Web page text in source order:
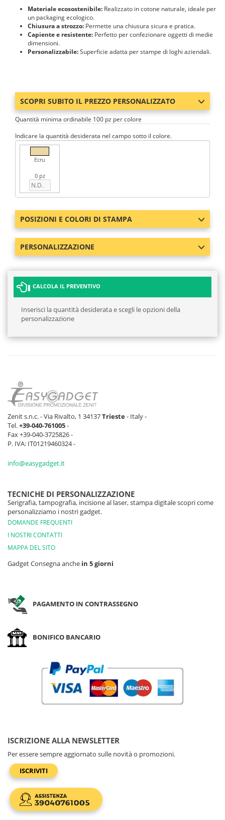
Materiale ecosostenibile: Realizzato in cotone naturale, ideale per
un packaging ecologico.
Chiusura a strozzo: Permette una chiusura sicura e pratica.
Capiente e resistente: Perfetto per confezionare oggetti di medie
dimensioni.
Personalizzabile:Superficie adatta per stampe di loghi aziendali.
SCOPRI SUBITO IL PREZZO PERSONALIZZATO
Quantità minima ordinabile 100 pz per colore
Indicare la quantità desiderata nel campo sotto il colore.
Ecru
0 pz
POSIZIONI E COLORI DI STAMPA
PERSONALIZZAZIONE
CALCOLA IL PREVENTIVO
Inserisci la quantità desiderata e scegli le opzioni della
personalizzazione
Zenit s.n.c. - Via Rivalto, 1 34137Trieste- Italy -
Tel.+39-040-761005-
Fax +39-040-3725826 -
P. IVA: IT01219460324 -
info@easygadget.it
TECNICHE DI PERSONALIZZAZIONE
Serigrafia, tampografia, incisione al laser, stampa digitale scopri come
personalizziamo i nostri gadget.
DOMANDE FREQUENTI
I NOSTRI CONTATTI
MAPPA DEL SITO
Gadget Consegna anche in 5 giorni
PAGAMENTO IN CONTRASSEGNO
BONIFICO BANCARIO
ISCRIZIONE ALLA NEWSLETTER
Per essere sempre aggiornato sulle novità o promozioni.
ISCRIVITI